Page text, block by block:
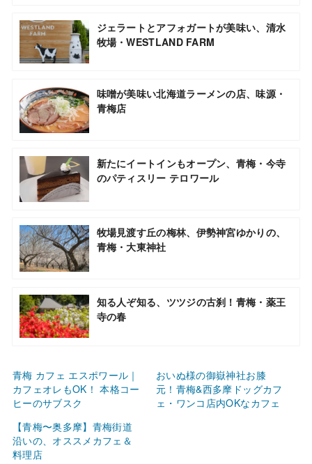
ジェラートとアフォガートが美味い、清水
牧場・WESTLAND FARM
味噌が美味い北海道ラーメンの店、味源・
青梅店
新たにイートインもオープン、青梅・今寺
のパティスリー テロワール
牧場見渡す丘の梅林、伊勢神宮ゆかりの、
青梅・大東神社
知る人ぞ知る、ツツジの古刹！青梅・薬王
寺の春
青梅 カフェ エスポワール｜
カフェオレもOK！ 本格コー
ヒーのサブスク
おいぬ様の御嶽神社お膝
元！青梅&西多摩ドッグカフ
ェ・ワンコ店内OKなカフェ
【青梅〜奥多摩】青梅街道
沿いの、オススメカフェ＆
料理店